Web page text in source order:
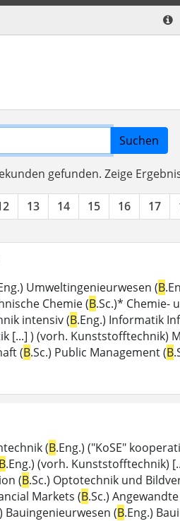
Suchen
gefunden. Zeige
13 14 15 16 17
Umweltingenieurwesen (B
Chemie (B.Sc.)* Chemie-
intensiv (B.Eng.) Informatik
[...] ) (vorh. Kunststofftechnik)
(B.Sc.) Public Management (B
(B.Eng.) ("KoSE"
B.Eng.) (vorh. Kunststofftechnik)
(B.Sc.) Optotechnik und
Markets (B.Sc.)
Bauingenieurwesen (B.Eng.)